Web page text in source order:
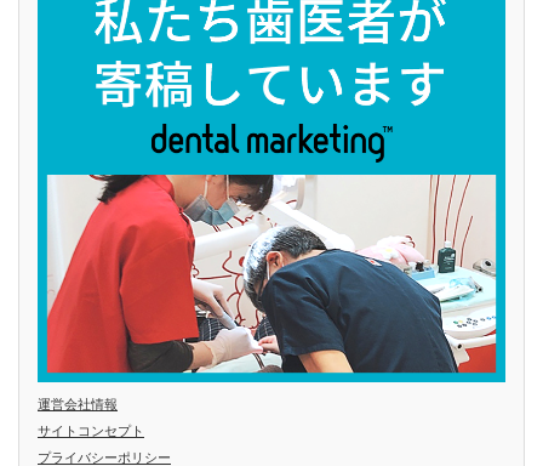
運営会社情報
サイトコンセプト
プライバシーポリシー